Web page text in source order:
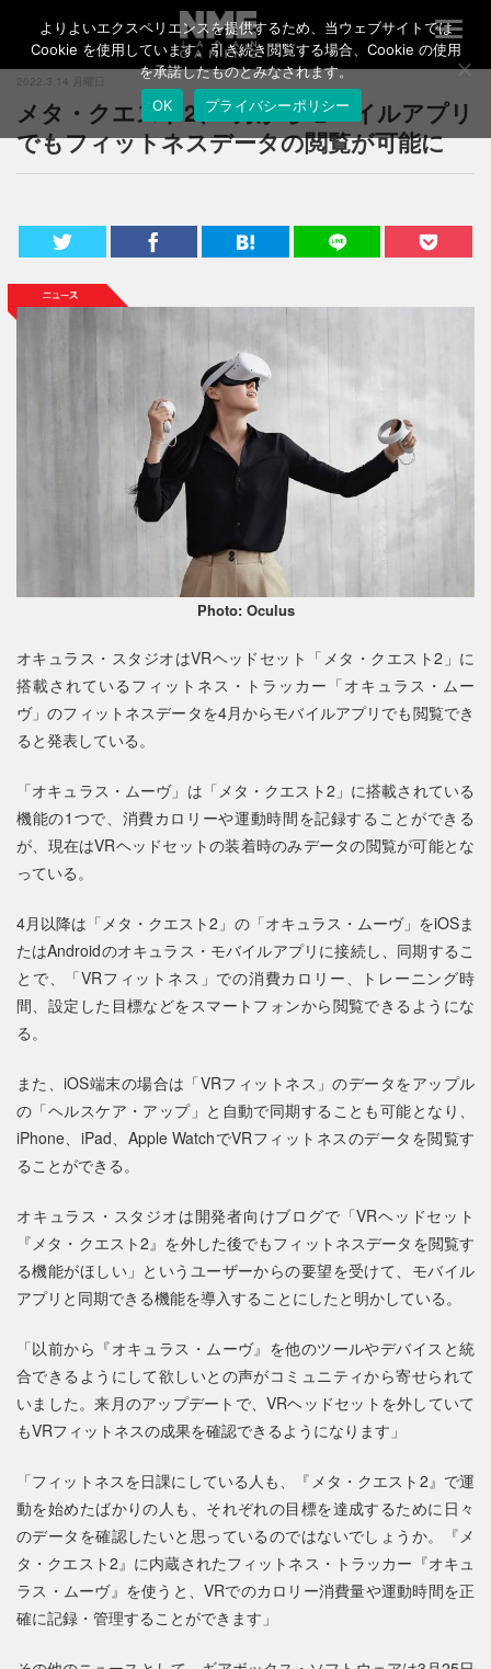
T
o
g
l
a
a
2022.3.14 月曜日
メタ・クエスト2、4月からモバイルアプリ
でもフィットネスデータの閲覧が可能に
Photo: Oculus
オキュラス・スタジオはVRヘッドセット「メタ・クエスト2」に
搭載されているフィットネス・トラッカー「オキュラス・ムー
ヴ」のフィットネスデータを4月からモバイルアプリでも閲覧でき
ると発表している。
「オキュラス・ムーヴ」は「メタ・クエスト2」に搭載されている
機能の1つで、消費カロリーや運動時間を記録することができる
が、現在はVRヘッドセットの装着時のみデータの閲覧が可能とな
っている。
4月以降は「メタ・クエスト2」の「オキュラス・ムーヴ」をiOSま
たはAndroidのオキュラス・モバイルアプリに接続し、同期するこ
とで、「VRフィットネス」での消費カロリー、トレーニング時
間、設定した目標などをスマートフォンから閲覧できるようにな
る。
また、iOS端末の場合は「VRフィットネス」のデータをアップル
の「ヘルスケア・アップ」と自動で同期することも可能となり、
iPhone、iPad、Apple WatchでVRフィットネスのデータを閲覧す
ることができる。
オキュラス・スタジオは開発者向けブログで「VRヘッドセット
『メタ・クエスト2』を外した後でもフィットネスデータを閲覧す
る機能がほしい」というユーザーからの要望を受けて、モバイル
アプリと同期できる機能を導入することにしたと明かしている。
「以前から『オキュラス・ムーヴ』を他のツールやデバイスと統
合できるようにして欲しいとの声がコミュニティから寄せられて
いました。来月のアップデートで、VRヘッドセットを外していて
もVRフィットネスの成果を確認できるようになります」
「フィットネスを日課にしている人も、『メタ・クエスト2』で運
動を始めたばかりの人も、それぞれの目標を達成するために日々
のデータを確認したいと思っているのではないでしょうか。『メ
タ・クエスト2』に内蔵されたフィットネス・トラッカー『オキュ
ラス・ムーヴ』を使うと、VRでのカロリー消費量や運動時間を正
確に記録・管理することができます」
よりよいエクスペリエンスを提供するため、当ウェブサイトでは
Cookie を使用しています。引き続き閲覧する場合、Cookie の使用
を承諾したものとみなされます。
OK
プライバシーポリシー